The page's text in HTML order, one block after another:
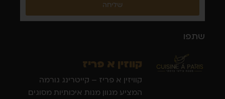
שליחה
שתפו
קווזין א פריז
קוויזין א פריז – קייטרינג גורמה
המציע מגוון מנות איכותיות מסוגים